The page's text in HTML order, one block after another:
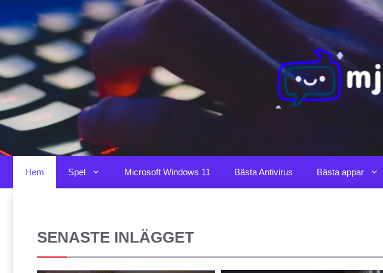
till
innehåll
Hem Spel Microsoft Windows 11 Bästa Antivirus Bästa appar
SENASTE INLÄGGET